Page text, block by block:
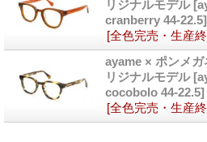
リジナルモデル
cranberry 44-22.5]
[全色完売・生産
ayame × ポンメ
リジナルモデル
cocobolo 44-22.5]
[全色完売・生産